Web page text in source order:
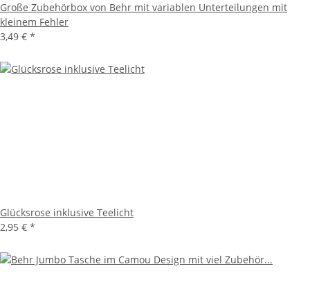
Große Zubehörbox von Behr mit variablen Unterteilungen mit
kleinem Fehler
3,49 € *
Glücksrose inklusive Teelicht
2,95 € *